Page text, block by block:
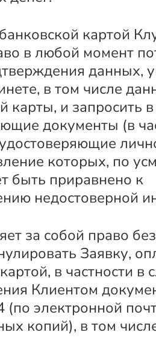
картой
в любой момент
данных,
в том числе
карты, и запросить в
документы (в
которых, по
быть приравнено к
недостоверной
за собой право
Заявку,
в частности в
Клиентом
(по электронной
копий), в том